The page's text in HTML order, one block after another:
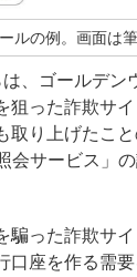
ルの例。画面は
、ゴールデン
狙った詐欺サ
取り上げたこ
会サービス」
った詐欺サイ
口座を作る需